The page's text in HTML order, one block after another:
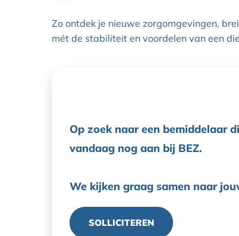
Zo ontdek je nieuwe zorgomgevingen,
mét de stabiliteit en voordelen van een
Op zoek naar een bemiddelaar
vandaag nog aan bij BEZ.
We kijken graag samen naar
SOLLICITEREN